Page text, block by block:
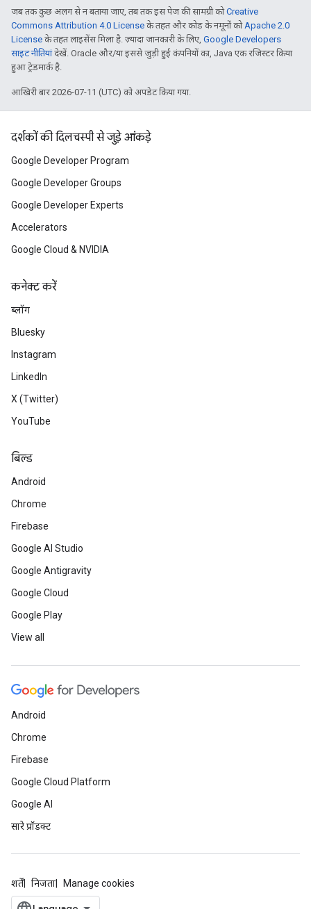
जब तक कुछ अलग से न बताया जाए, तब तक इस पेज की सामग्री कोCreative
Commons Attribution 4.0 License के तहत और कोड के नमूनों कोApache 2.0
License के तहत लाइसेंस मिला है. ज़्यादा जानकारी के लिए, Google Developers
साइट नीतियांदेखें. Oracle और/या इससे जुड़ी हुई कंपनियों का, Java एक रजिस्टर किया
हुआ ट्रेडमार्क है.
आखिरी बार 2026-07-11 (UTC) को अपडेट किया गया.
दर्शकों की दिलचस्पी से जुड़े आंकड़े
Google Developer Program
Google Developer Groups
Google Developer Experts
Accelerators
Google Cloud & NVIDIA
कनेक्ट करें
ब्लॉग
Bluesky
Instagram
LinkedIn
X (Twitter)
YouTube
बिल्ड
Android
Chrome
Firebase
Google AI Studio
Google Antigravity
Google Cloud
Google Play
View all
Android
Chrome
Firebase
Google Cloud Platform
Google AI
सारे प्रॉडक्ट
शर्तें निजता Manage cookies